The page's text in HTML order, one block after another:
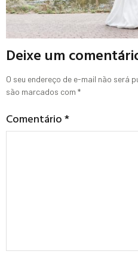
Deixe um
O seu endereço de e-mail não será
são marcados com *
Comentário*